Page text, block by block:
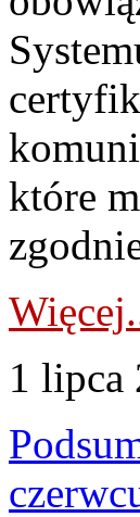
które
1 lipca